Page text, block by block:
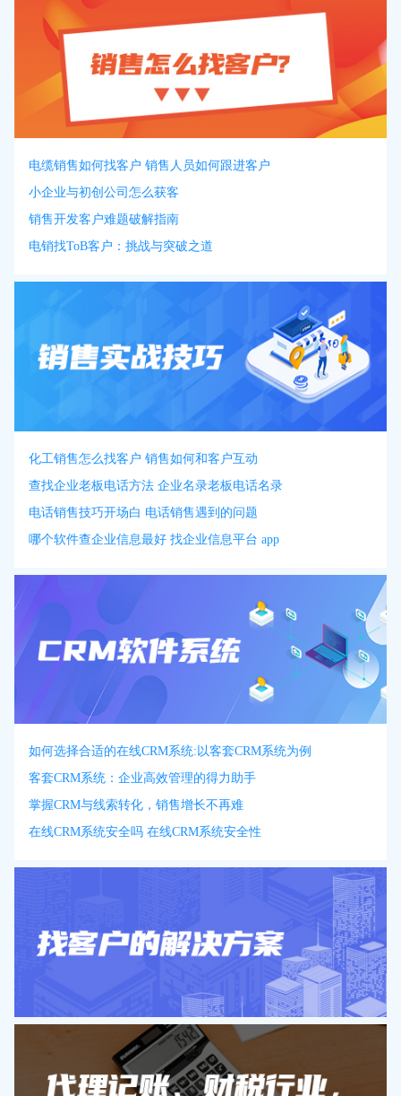
电缆销售如何找客户 销售人员如何跟进客户
小企业与初创公司怎么获客
销售开发客户难题破解指南
电销找ToB客户：挑战与突破之道
化工销售怎么找客户 销售如何和客户互动
查找企业老板电话方法 企业名录老板电话名录
电话销售技巧开场白 电话销售遇到的问题
哪个软件查企业信息最好 找企业信息平台 app
如何选择合适的在线CRM系统:以客套CRM系统为例
客套CRM系统：企业高效管理的得力助手
掌握CRM与线索转化，销售增长不再难
在线CRM系统安全吗 在线CRM系统安全性